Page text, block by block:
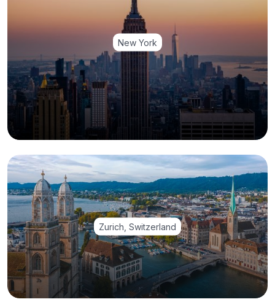
New York
Zurich, Switzerland